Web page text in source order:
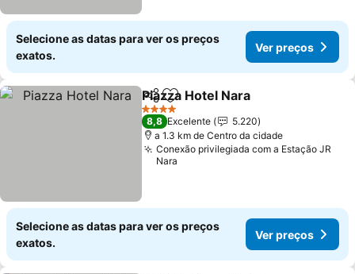
Selecione as datas para ver os preços
exatos.
Ver preços
PartilharAdicionar aos favoritos
Piazza Hotel Nara
4 Estrelas
8,8 Excelente
5.220
a 1.3 km de Centro da cidade
Conexão privilegiada com a Estação JR
Nara
Selecione as datas para ver os preços
exatos.
Ver preços